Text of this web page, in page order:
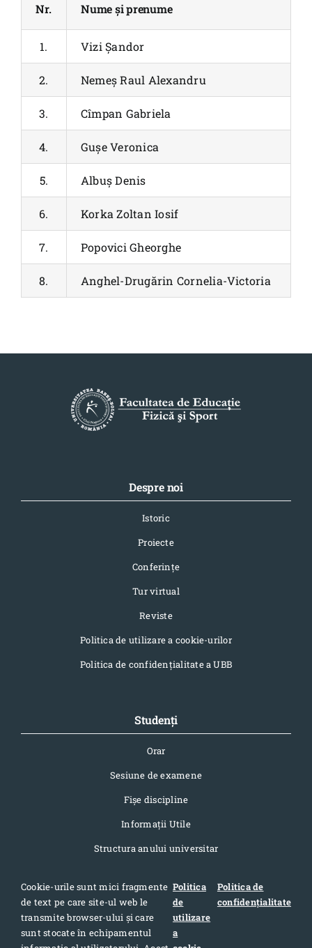
Nr. Nume și prenume
1. Vizi Șandor
2. Nemeș Raul Alexandru
3. Cîmpan Gabriela
4. Gușe Veronica
5. Albuș Denis
6. Korka Zoltan Iosif
7. Popovici Gheorghe
8. Anghel-Drugărin Cornelia-Victoria
Despre noi
Istoric
Proiecte
Conferinţe
Tur virtual
Reviste
Politica de utilizare a cookie-urilor
Politica de confidențialitate a UBB
Studenți
Orar
Sesiune de examene
Fișe discipline
Informaţii Utile
Structura anului universitar
Contact
Adresa: Str. Pandurilor 7, cod postal 400376, Cluj-Napoca,
Cookie-urile sunt mici fragmente
de text pe care site-ul web le
transmite browser-ului și care
sunt stocate în echipamentul
Politica
de
utilizare
a
Politica de
confidențialitate